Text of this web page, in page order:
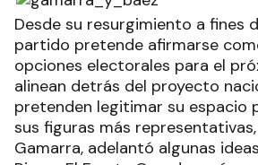
Desde su resurgimiento a fines
partido pretende afirmarse
opciones electorales para el
alinean detrás del proyecto
pretenden legitimar su espacio
sus figuras más
Gamarra, adelantó algunas